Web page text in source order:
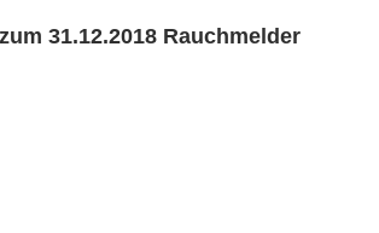
31.12.2018 Rauchmelder